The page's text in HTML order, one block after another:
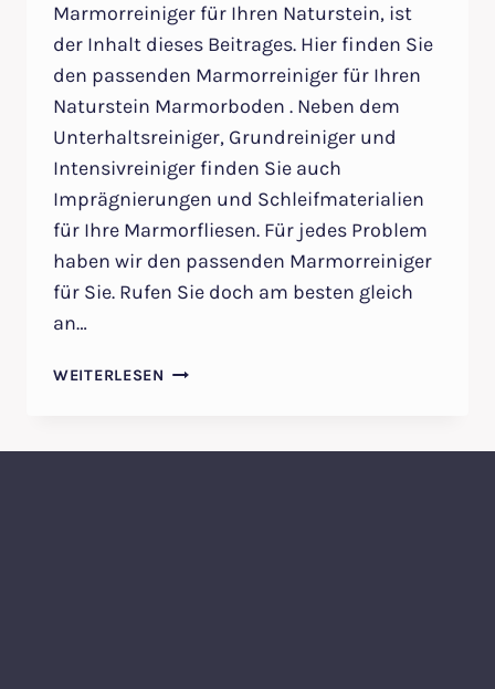
Marmorreiniger für Ihren Naturstein, ist
der Inhalt dieses Beitrages. Hier finden Sie
den passenden Marmorreiniger für Ihren
Naturstein Marmorboden . Neben dem
Unterhaltsreiniger, Grundreiniger und
Intensivreiniger finden Sie auch
Imprägnierungen und Schleifmaterialien
für Ihre Marmorfliesen. Für jedes Problem
haben wir den passenden Marmorreiniger
für Sie. Rufen Sie doch am besten gleich
an…
WEITERLESEN MARMORFLIESEN